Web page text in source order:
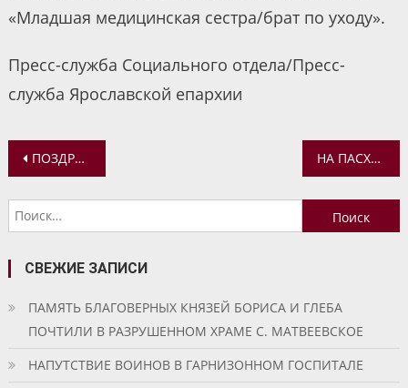
«Младшая медицинская сестра/брат по уходу».
Пресс-служба Социального отдела/Пресс-
служба Ярославской епархии
Навигация
по
записям
ПОЗДРАВЛЕНИЕ НУЖДАЮЩИХСЯ СЕМЕЙ СО СВЯТОЙ ПАСХОЙ НА ПАСХУ ХРИСТОВУ В ЯРОСЛАВЛЕ СОСТОЯЛСЯ ПАСХАЛЬНЫЙ КОНЦЕРТ
Найти:
СВЕЖИЕ ЗАПИСИ
ПАМЯТЬ БЛАГОВЕРНЫХ КНЯЗЕЙ БОРИСА И ГЛЕБА
ПОЧТИЛИ В РАЗРУШЕННОМ ХРАМЕ С. МАТВЕЕВСКОЕ
НАПУТСТВИЕ ВОИНОВ В ГАРНИЗОННОМ ГОСПИТАЛЕ